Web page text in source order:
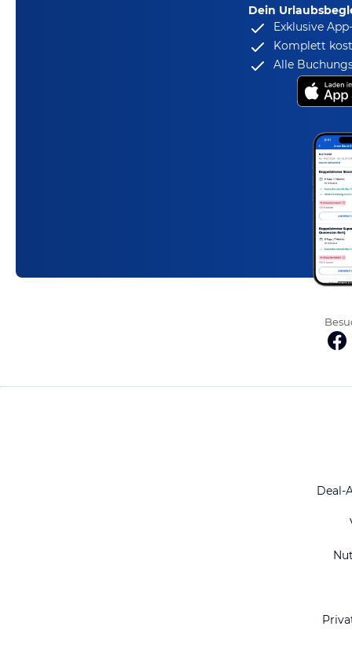
Dein
Exklusive
Komplett
Alle
Deal-